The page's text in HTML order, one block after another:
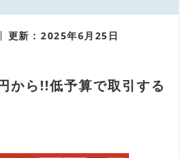
更新 : 2025年6月25日
から!!低予算で取引する